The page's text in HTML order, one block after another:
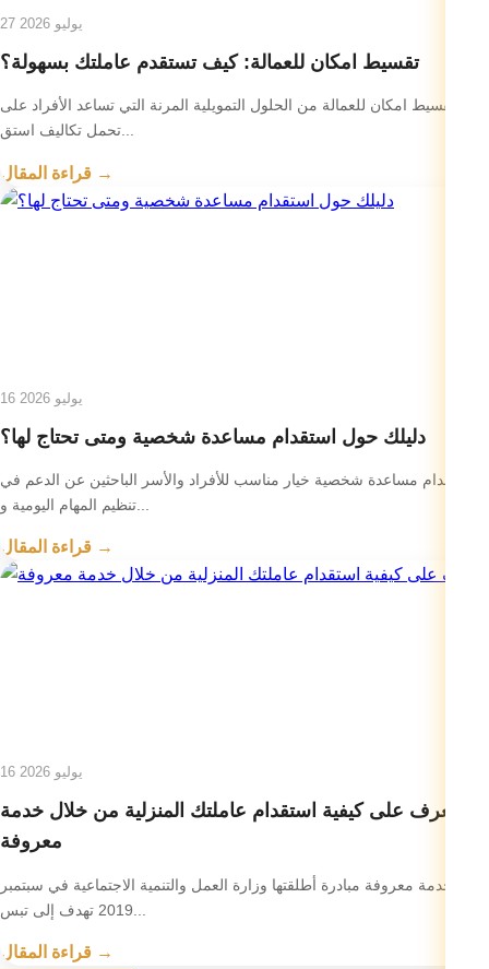
27 يوليو 2026
تقسيط امكان للعمالة: كيف تستقدم عاملتك بسهولة؟
يعد تقسيط امكان للعمالة من الحلول التمويلية المرنة التي تساعد الأفراد على
تحمل تكاليف استق...
قراءة المقال →
16 يوليو 2026
دليلك حول استقدام مساعدة شخصية ومتى تحتاج لها؟
استقدام مساعدة شخصية خيار مناسب للأفراد والأسر الباحثين عن الدعم في
قراءة المقال →
16 يوليو 2026
تعرف على كيفية استقدام عاملتك المنزلية من خلال خدمة
معروفة
تعد خدمة معروفة مبادرة أطلقتها وزارة العمل والتنمية الاجتماعية في سبتمبر
قراءة المقال →